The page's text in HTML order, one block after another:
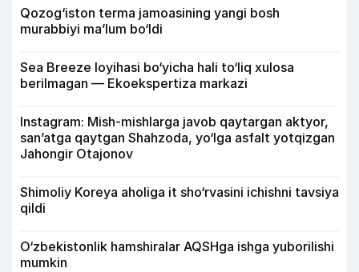
Qozog‘iston terma jamoasining yangi bosh
murabbiyi ma’lum bo‘ldi
Sea Breeze loyihasi bo‘yicha hali to‘liq xulosa
berilmagan — Ekoekspertiza markazi
Instagram: Mish-mishlarga javob qaytargan aktyor,
san’atga qaytgan Shahzoda, yo‘lga asfalt yotqizgan
Jahongir Otajonov
Shimoliy Koreya aholiga it sho‘rvasini ichishni tavsiya
qildi
O‘zbekistonlik hamshiralar AQSHga ishga yuborilishi
mumkin